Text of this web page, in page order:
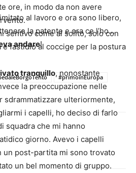
ore, in modo da non avere
sentivo come al solito, solo con
fastidio al coccige per la postura
tranquillo, nonostante
la preoccupazione nelle
sdrammatizzare ulteriormente,
i capelli, ho deciso di farlo
squadra che mi hanno
giorno. Avevo i capelli
un post-partita mi sono trovato
un bel momento di gruppo.
al lavoro e ora sono libero,
la patente e ora ce l’ho…
andare!
#primoinEuropa